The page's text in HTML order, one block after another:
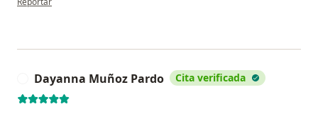
Dayanna Muñoz Pardo Cita verificada